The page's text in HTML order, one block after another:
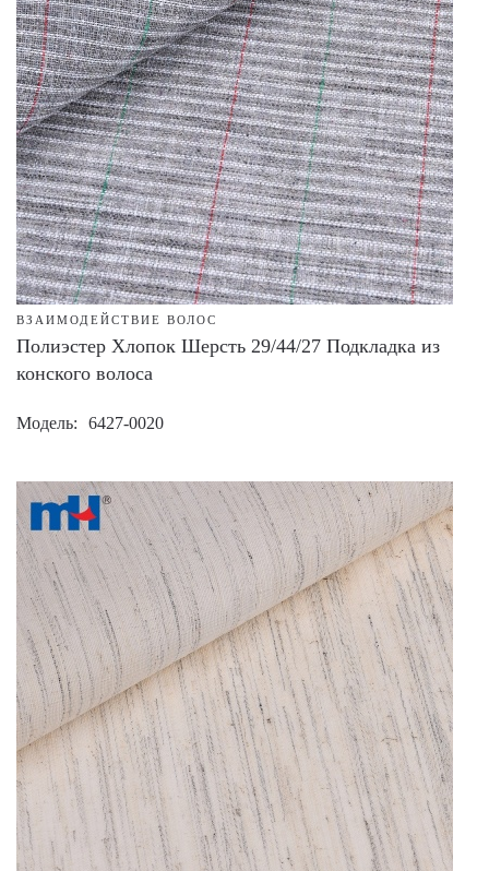
ВЗАИМОДЕЙСТВИЕ ВОЛОС
Полиэстер Хлопок Шерсть 29/44/27 Подкладка из
конского волоса
Модель 6427-0020